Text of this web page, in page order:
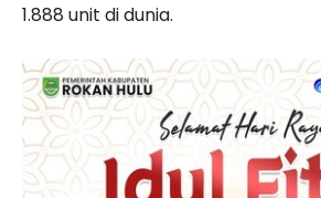
1.888 unit di dunia.